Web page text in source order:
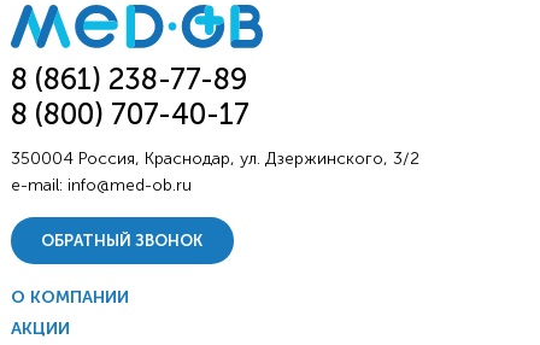
8 (861) 238-77-89
8 (800) 707-40-17
350004 Россия, Краснодар, ул. Дзержинского, 3/2
e-mail: info@med-ob.ru
ОБРАТНЫЙ ЗВОНОК
О КОМПАНИИ
АКЦИИ